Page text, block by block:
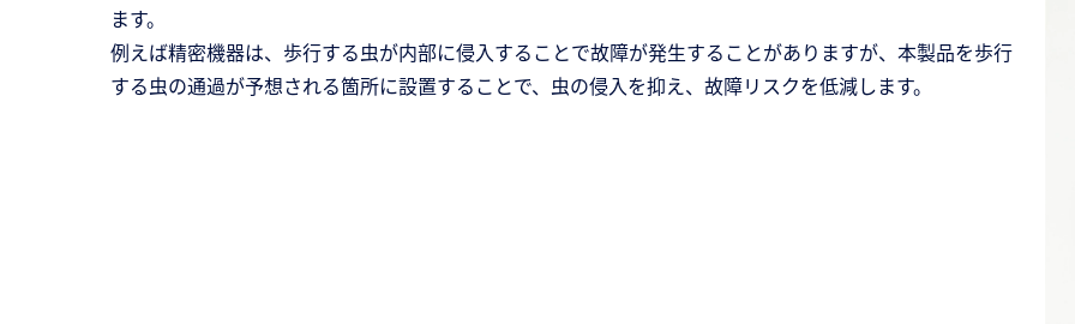
ます。
例えば精密機器は、歩行する虫が内部に侵入することで故障が発生することがありますが、本製品を歩行
する虫の通過が予想される箇所に設置することで、虫の侵入を抑え、故障リスクを低減します。